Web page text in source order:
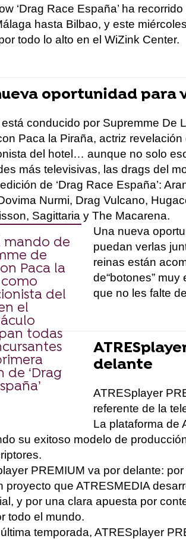
‘Drag Race España’ ha
hasta Bilbao, y este
todo lo alto en el WiZink Center.
oportunidad para
está conducido por Supremme De
Paca la Piraña, actriz revelación
del hotel… aunque no solo
más televisivas, las drags del
de ‘Drag Race España’:
Nurmi, Drag Vulcano,
Sagittaria y The Macarena.
mando de
de
Paca la
del
el
todas
de ‘Drag
Una nueva
puedan verlas
reinas están
de“botones”
que no les falte
delante
ATRESplayer
referente de la
La plataforma de
su exitoso modelo de
PREMIUM va por delante:
proyecto que ATRESMEDIA
y por una clara apuesta por
todo el mundo.
temporada, ATRESplayer